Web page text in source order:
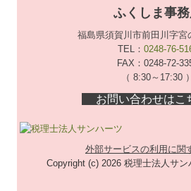
ふくしま事
福島県須賀川市前田川字宮
TEL： 0248-76-
FAX：0248-72-
（ 8:30～17:30 ）
お問い合わせは
外部サービスの利用に関
Copyright (c) 2026 税理士法人サン